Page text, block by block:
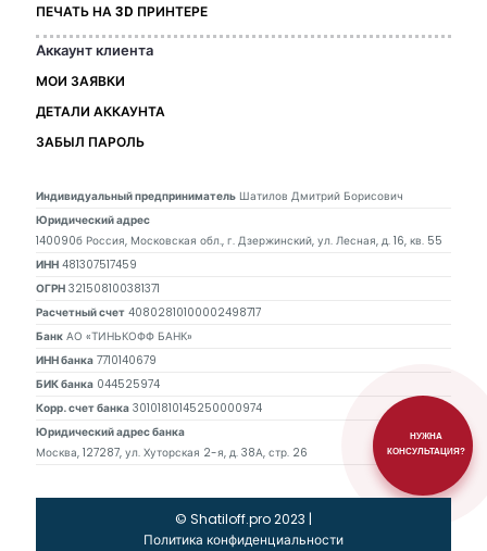
ПЕЧАТЬ НА 3D ПРИНТЕРЕ
Аккаунт клиента
МОИ ЗАЯВКИ
ДЕТАЛИ АККАУНТА
ЗАБЫЛ ПАРОЛЬ
Индивидуальный предприниматель Шатилов Дмитрий Борисович
Юридический адрес
140090б Россия, Московская обл., г. Дзержинский, ул. Лесная, д. 16, кв. 55
ИНН 481307517459
ОГРН 321508100381371
Расчетный счет 40802810100002498717
Банк АО «ТИНЬКОФФ БАНК»
ИНН банка 7710140679
БИК банка 044525974
Корр. счет банка 30101810145250000974
Юридический адрес банка
Москва, 127287, ул. Хуторская 2-я, д. 38А, стр. 26
НУЖНА
КОНСУЛЬТАЦИЯ?
© Shatiloff.pro 2023 |
Политика конфиденциальности